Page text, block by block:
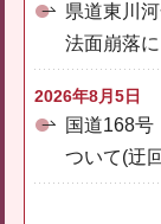
県道東川
法面崩落
2026年8月5日
国道168号
ついて(迂